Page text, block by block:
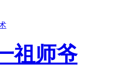
祖师爷